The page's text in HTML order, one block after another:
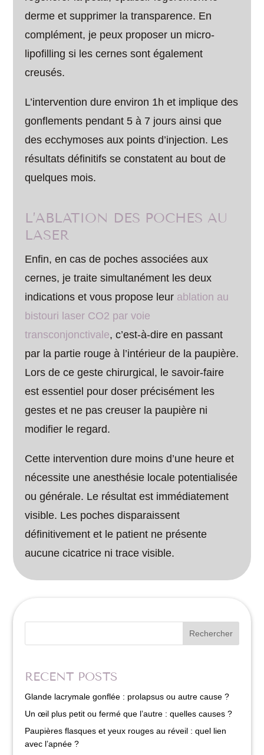
derme et supprimer la transparence. En
complément, je peux proposer un micro-
lipofilling si les cernes sont également
creusés.
L’intervention dure environ 1h et implique des
gonflements pendant 5 à 7 jours ainsi que
des ecchymoses aux points d’injection. Les
résultats définitifs se constatent au bout de
quelques mois.
L’ABLATION DES POCHES AU
LASER
Enfin, en cas de poches associées aux
cernes, je traite simultanément les deux
indications et vous propose leur ablation au
bistouri laser CO2 par voie
transconjonctivale, c’est-à-dire en passant
par la partie rouge à l’intérieur de la paupière.
Lors de ce geste chirurgical, le savoir-faire
est essentiel pour doser précisément les
gestes et ne pas creuser la paupière ni
modifier le regard.
Cette intervention dure moins d’une heure et
nécessite une anesthésie locale potentialisée
ou générale. Le résultat est immédiatement
visible. Les poches disparaissent
définitivement et le patient ne présente
aucune cicatrice ni trace visible.
Rechercher
RECENT POSTS
Glande lacrymale gonflée : prolapsus ou autre cause ?
Un œil plus petit ou fermé que l’autre : quelles causes ?
Paupières flasques et yeux rouges au réveil : quel lien
avec l’apnée ?